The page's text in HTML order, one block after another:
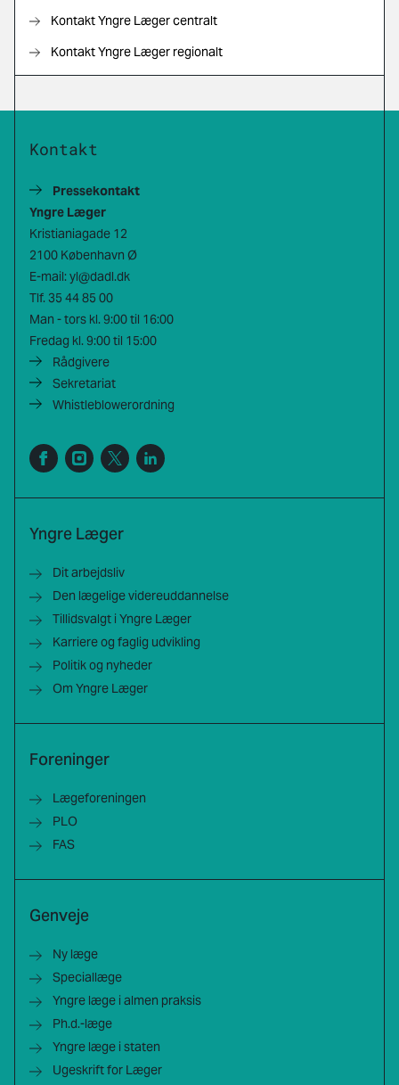
Kontakt Yngre Læger centralt
Kontakt Yngre Læger regionalt
Kontakt
Pressekontakt
Yngre Læger
Kristianiagade 12
2100 København Ø
E-mail: yl@dadl.dk
Tlf. 35 44 85 00
Man - tors kl. 9:00 til 16:00
Fredag kl. 9:00 til 15:00
Rådgivere
Sekretariat
Whistleblowerordning
Yngre Læger
Dit arbejdsliv
Den lægelige videreuddannelse
Tillidsvalgt i Yngre Læger
Karriere og faglig udvikling
Politik og nyheder
Om Yngre Læger
Foreninger
Lægeforeningen
PLO
FAS
Genveje
Ny læge
Speciallæge
Yngre læge i almen praksis
Ph.d.-læge
Yngre læge i staten
Ugeskrift for Læger